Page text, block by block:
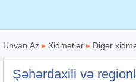
Unvan.Az ▸ Xidmətlər ▸ Digər
Şəhərdaxili və